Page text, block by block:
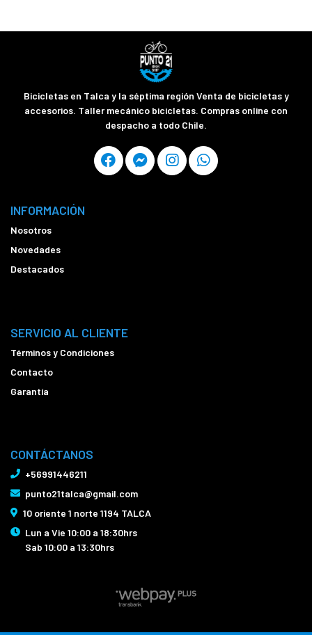
Bicicletas en Talca y la séptima región Venta de bicicletas y
accesorios. Taller mecánico bicicletas. Compras online con
despacho a todo Chile.
INFORMACIÓN
Nosotros
Novedades
Destacados
SERVICIO AL CLIENTE
Términos y Condiciones
Contacto
Garantía
CONTÁCTANOS
+56991446211
punto21talca@gmail.com
10 oriente 1 norte 1194 TALCA
Lun a Vie 10:00 a 18:30hrs
Sab 10:00 a 13:30hrs